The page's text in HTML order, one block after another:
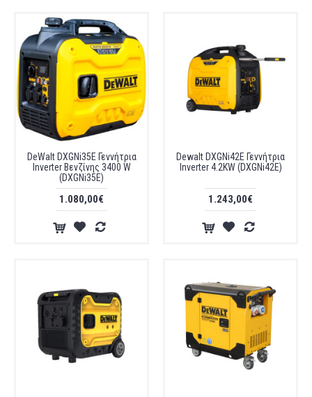
DeWalt DXGNi35E Γεννήτρια
Inverter Βενζίνης 3400 W
(DXGNi35E)
1.080,00€
Dewalt DXGNi42E Γεννήτρια
Inverter 4.2KW (DXGNi42E)
1.243,00€